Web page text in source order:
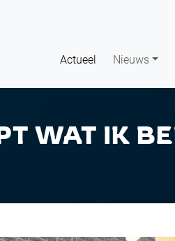
Actueel Nieuws
WAT IK